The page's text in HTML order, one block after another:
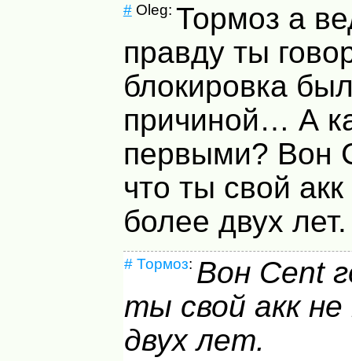
#Oleg: Тормоз а
правду ты
блокировка
причиной… А
первыми? Вон
что ты свой
более двух лет.
# Тормоз: Вон Cent
ты свой акк
двух лет.